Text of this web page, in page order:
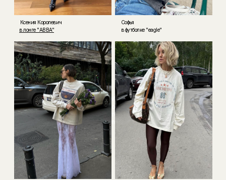
Мария
Maory
Футболка
Lion
Ксения Королевич
в лонге "ABBA"
Софья
в футболке "eagle"